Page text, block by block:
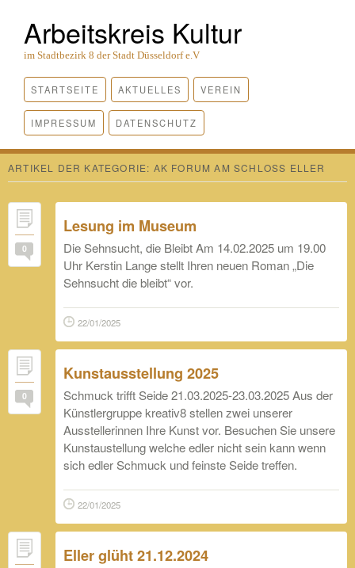
Arbeitskreis Kultur
im Stadtbezirk 8 der Stadt Düsseldorf e.V
STARTSEITE AKTUELLES VEREIN
IMPRESSUM DATENSCHUTZ
ARTIKEL DER KATEGORIE: AK FORUM AM SCHLOSS ELLER
0
Lesung im Museum
Die Sehnsucht, die Bleibt Am 14.02.2025 um 19.00
Uhr Kerstin Lange stellt Ihren neuen Roman „Die
Sehnsucht die bleibt“ vor.
22/01/2025
0
Kunstausstellung 2025
Schmuck trifft Seide 21.03.2025-23.03.2025 Aus der
Künstlergruppe kreativ8 stellen zwei unserer
Ausstellerinnen Ihre Kunst vor. Besuchen Sie unsere
Kunstaustellung welche edler nicht sein kann wenn
sich edler Schmuck und feinste Seide treffen.
22/01/2025
Eller glüht 21.12.2024